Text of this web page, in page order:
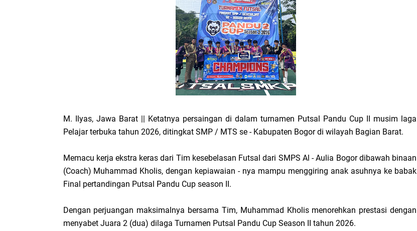
M. Ilyas, Jawa Barat || Ketatnya persaingan di dalam turnamen Putsal Pandu Cup II musim laga
Pelajar terbuka tahun 2026, ditingkat SMP / MTS se - Kabupaten Bogor di wilayah Bagian Barat.
Memacu kerja ekstra keras dari Tim kesebelasan Futsal dari SMPS Al - Aulia Bogor dibawah binaan
(Coach) Muhammad Kholis, dengan kepiawaian - nya mampu menggiring anak asuhnya ke babak
Final pertandingan Putsal Pandu Cup season II.
Dengan perjuangan maksimalnya bersama Tim, Muhammad Kholis menorehkan prestasi dengan
menyabet Juara 2 (dua) dilaga Turnamen Putsal Pandu Cup Season II tahun 2026.